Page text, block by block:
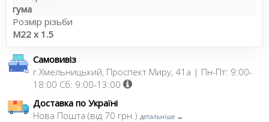
гума
Розмір різьби
M22 x 1.5
Самовивіз
г.Хмельницький, Проспект Миру, 41а | Пн-Пт: 9:00-
18:00 Сб: 9:00-13:00
Доставка по Україні
Нова Пошта (від 70 грн.) детальніше →